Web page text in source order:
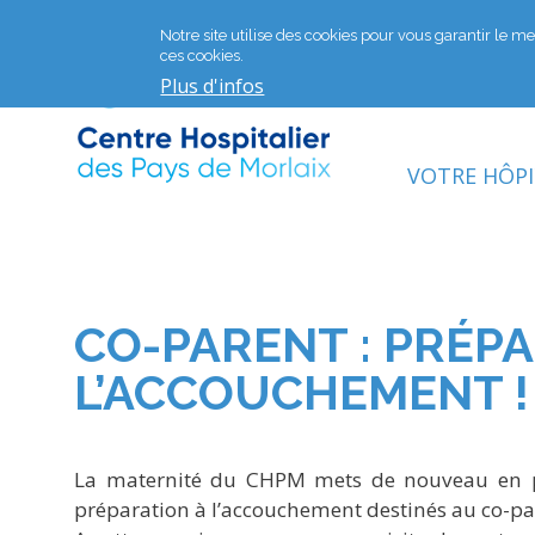
Notre site utilise des cookies pour vous garantir le
ces cookies.
Plus d'infos
VOTRE
CO-PARENT :
L’ACCOUCHEMENT !
La maternité du CHPM mets de nouveau en
préparation à l’accouchement destinés au co-